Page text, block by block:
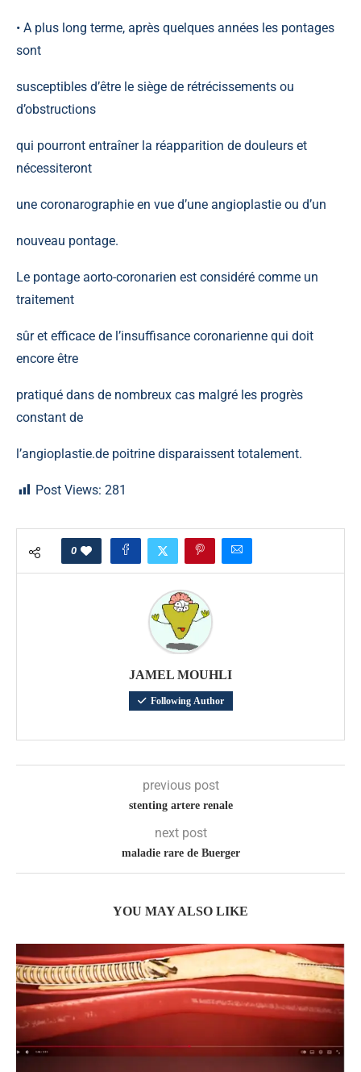
• A plus long terme, après quelques années les pontages
sont
susceptibles d’être le siège de rétrécissements ou
d’obstructions
qui pourront entraîner la réapparition de douleurs et
nécessiteront
une coronarographie en vue d’une angioplastie ou d’un
nouveau pontage.
Le pontage aorto-coronarien est considéré comme un
traitement
sûr et efficace de l’insuffisance coronarienne qui doit
encore être
pratiqué dans de nombreux cas malgré les progrès
constant de
l’angioplastie.de poitrine disparaissent totalement.
Post Views: 281
0
JAMEL MOUHLI
Following Author
previous post
stenting artere renale
next post
maladie rare de Buerger
YOU MAY ALSO LIKE